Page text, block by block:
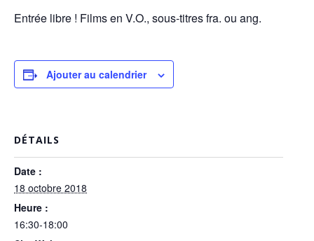
Entrée libre ! Films en V.O., sous-titres fra. ou ang.
Ajouter au calendrier
DÉTAILS
Date :
18 octobre 2018
Heure :
16:30-18:00